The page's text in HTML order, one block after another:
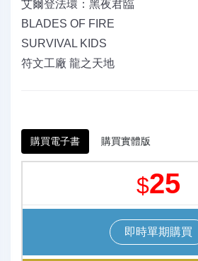
艾爾登法環：黑夜君臨
BLADES OF FIRE
SURVIVAL KIDS
符文工廠 龍之天地
購買電子書 購買實體版
$25
即時單期購買